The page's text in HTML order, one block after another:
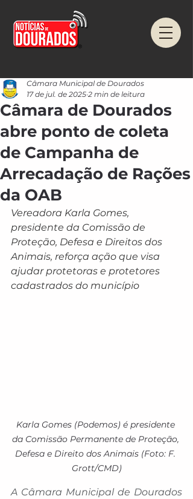
Câmara de Dourados
abre ponto de coleta
de Campanha de
Arrecadação de Rações
da OAB
Câmara Municipal de Dourados
17 de jul. de 2025 2 min de leitura
Vereadora Karla Gomes,
presidente da Comissão de
Proteção, Defesa e Direitos dos
Animais, reforça ação que visa
ajudar protetoras e protetores
cadastrados do município
Karla Gomes (Podemos) é presidente
da Comissão Permanente de Proteção,
Defesa e Direito dos Animais (Foto: F.
Grott/CMD)
A Câmara Municipal de Dourados